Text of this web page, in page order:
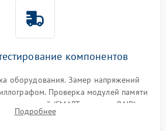
компонентов
оборудования. Замер напряжений
Проверка модулей памяти
(SMART, массивы RAID)
диагностическими утилитами.
Подробнее